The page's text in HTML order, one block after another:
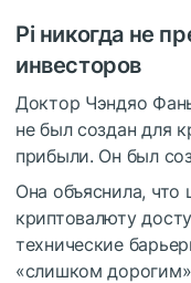
Pi никогда не
инвесторов
Доктор Чэндяо
не был создан для
прибыли. Он был
Она объяснила, что
криптовалюту
технические
«слишком